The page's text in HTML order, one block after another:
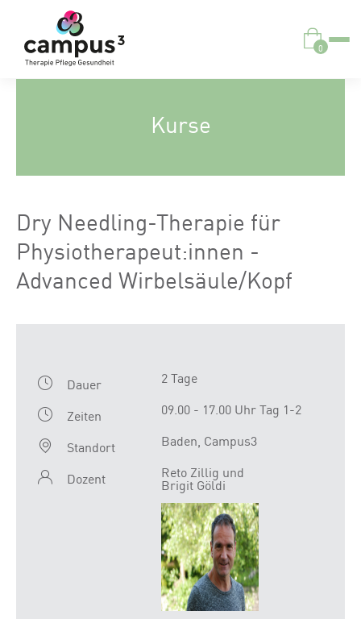
0
Kurse
Dry Needling-Therapie für
Physiotherapeut:innen -
Advanced Wirbelsäule/Kopf
Dauer
2 Tage
Zeiten
09.00 - 17.00 Uhr Tag 1-2
Standort
Baden, Campus3
Dozent
Reto Zillig und
Brigit Göldi